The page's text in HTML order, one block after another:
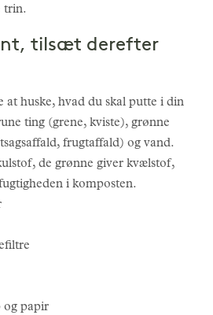
trin.
tilsæt derefter
at huske, hvad du skal putte i din
ting (grene, kviste), grønne
frugtaffald) og vand.
de grønne giver kvælstof,
i komposten.
og papir